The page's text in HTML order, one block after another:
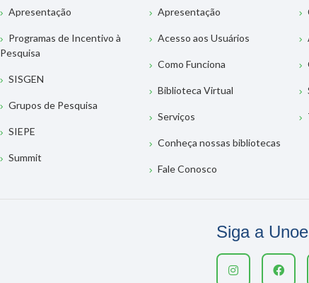
Apresentação
Programas de Incentivo à
Pesquisa
SISGEN
Grupos de Pesquisa
SIEPE
Summit
Apresentação
Acesso aos Usuários
Como Funciona
Biblioteca Virtual
Serviços
Conheça nossas bibliotecas
Fale Conosco
Siga a